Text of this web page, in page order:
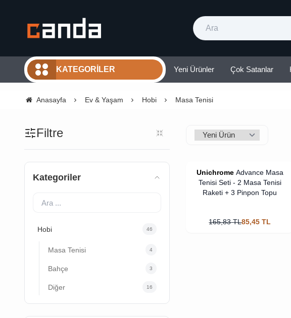
KATEGORILER Yeni Ürünler Çok Satanlar
Anasayfa Ev & Yaşam Hobi Masa Tenisi
Filtre
Kategoriler
Hobi 46
Masa Tenisi 4
Bahçe 3
Diğer 16
Unichrome Advance Masa
Tenisi Seti - 2 Masa Tenisi
Raketi + 3 Pinpon Topu
165,83 TL85,45 TL